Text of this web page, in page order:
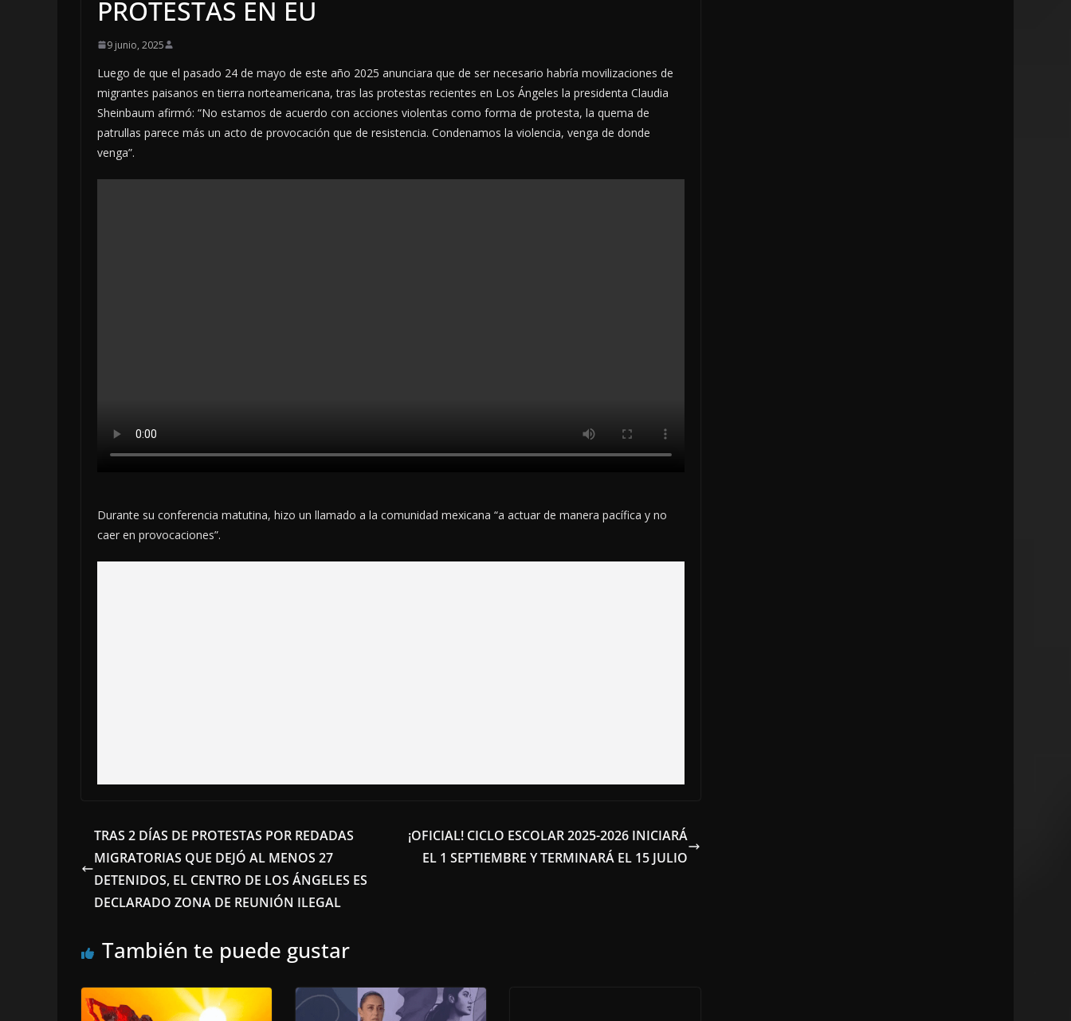
PROTESTAS EN EU
9 junio, 2025
Luego de que el pasado 24 de mayo de este año 2025 anunciara que de ser necesario habría movilizaciones de
migrantes paisanos en tierra norteamericana, tras las protestas recientes en Los Ángeles la presidenta Claudia
Sheinbaum afirmó: “No estamos de acuerdo con acciones violentas como forma de protesta, la quema de
patrullas parece más un acto de provocación que de resistencia. Condenamos la violencia, venga de donde
venga”.
Durante su conferencia matutina, hizo un llamado a la comunidad mexicana “a actuar de manera pacífica y no
caer en provocaciones”.
TRAS 2 DÍAS DE PROTESTAS POR REDADAS
MIGRATORIAS QUE DEJÓ AL MENOS 27
DETENIDOS, EL CENTRO DE LOS ÁNGELES ES
DECLARADO ZONA DE REUNIÓN ILEGAL
¡OFICIAL! CICLO ESCOLAR 2025-2026 INICIARÁ
EL 1 SEPTIEMBRE Y TERMINARÁ EL 15 JULIO
También te puede gustar